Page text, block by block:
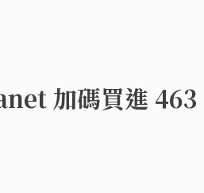
加碼買進 463